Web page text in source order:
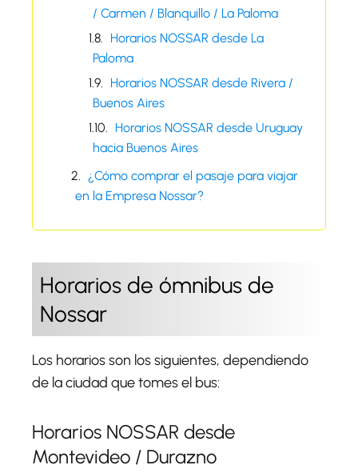
/ Carmen / Blanquillo / La Paloma
Horarios NOSSAR desde La
Paloma
Horarios NOSSAR desde Rivera /
Buenos Aires
Horarios NOSSAR desde Uruguay
hacia Buenos Aires
¿Cómo comprar el pasaje para viajar
en la Empresa Nossar?
Horarios de ómnibus de
Nossar
Los horarios son los siguientes, dependiendo
de la ciudad que tomes el bus:
Horarios NOSSAR desde
Montevideo / Durazno